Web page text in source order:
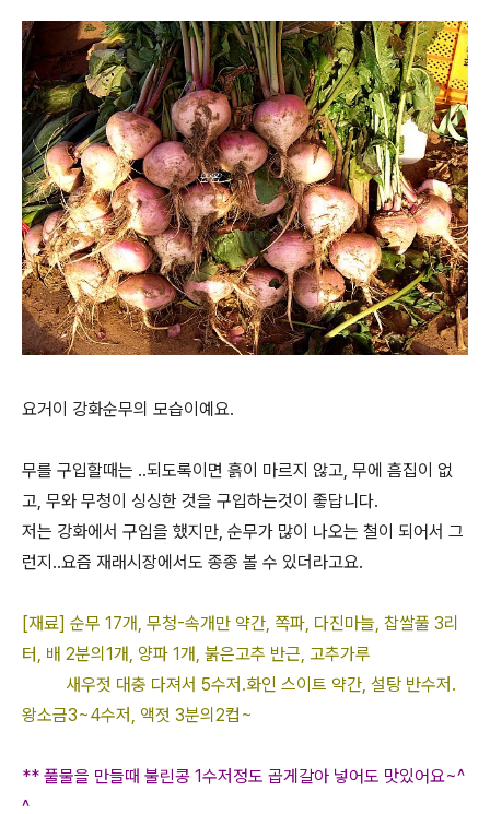
요거이 강화순무의 모습이예요.
무를 구입할때는 ..되도록이면 흙이 마르지 않고, 무에 흠집이 없
고, 무와 무청이 싱싱한 것을 구입하는것이 좋답니다.
저는 강화에서 구입을 했지만, 순무가 많이 나오는 철이 되어서 그
런지..요즘 재래시장에서도 종종 볼 수 있더라고요.
[재료] 순무 17개, 무청-속개만 약간, 쪽파, 다진마늘, 찹쌀풀 3리
터, 배 2분의1개, 양파 1개, 붉은고추 반근, 고추가루
새우젓 대충 다져서 5수저.화인 스이트 약간, 설탕 반수저.
왕소금3~4수저, 액젓 3분의2컵~
** 풀물을 만들때 불린콩 1수저정도 곱게갈아 넣어도 맛있어요~^
^